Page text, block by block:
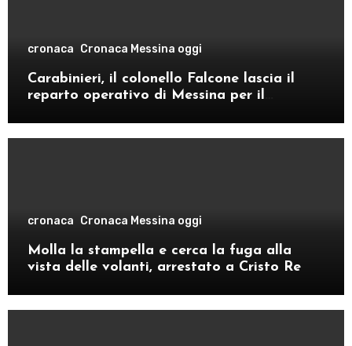
cronaca Cronaca Messina oggi
Carabinieri, il colonello Falcone lascia il
reparto operativo di Messina per il
cronaca Cronaca Messina oggi
Molla la stampella e cerca la fuga alla
vista delle volanti, arrestato a Cristo Re